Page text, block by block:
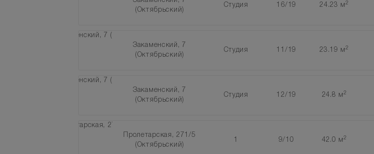
(Октябрьский)
Студия 16/19 24.23 м2
Закаменский, 7
(Октябрьский)
Студия 11/19 23.19 м2
Закаменский, 7
(Октябрьский)
Студия 12/19 24.8 м 2
Пролетарская, 271/5
(Октябрьский)
1 9/10 42.0 м 2